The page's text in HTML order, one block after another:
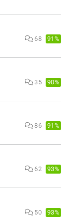
68 91%
35 90%
86 91%
62 93%
50 93%